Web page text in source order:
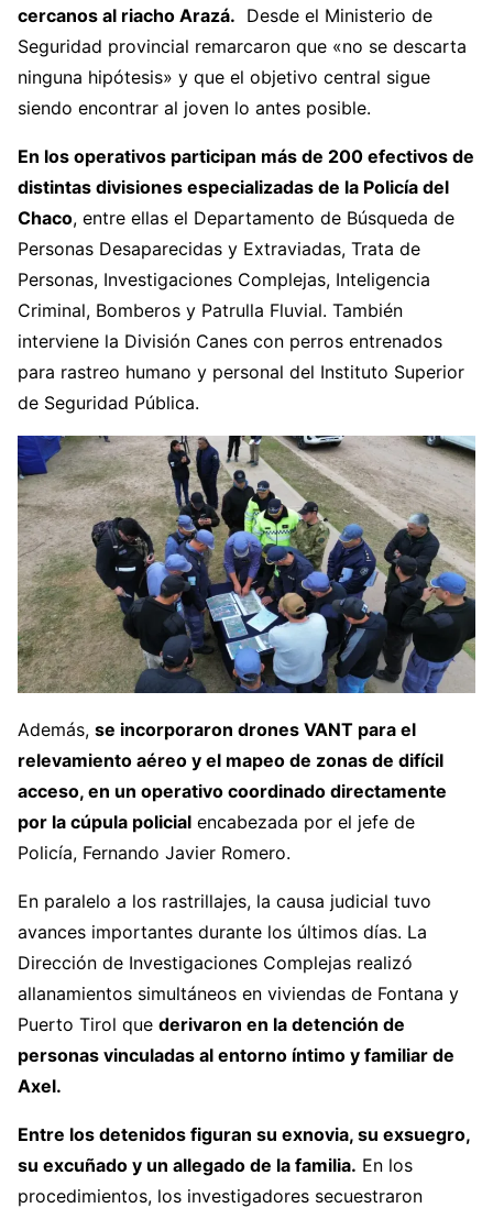
cercanos al riacho Arazá. Desde el Ministerio de
Seguridad provincial remarcaron que «no se descarta
ninguna hipótesis» y que el objetivo central sigue
siendo encontrar al joven lo antes posible.
En los operativos participan más de 200 efectivos de
distintas divisiones especializadas de la Policía del
Chaco, entre ellas el Departamento de Búsqueda de
Personas Desaparecidas y Extraviadas, Trata de
Personas, Investigaciones Complejas, Inteligencia
Criminal, Bomberos y Patrulla Fluvial. También
interviene la División Canes con perros entrenados
para rastreo humano y personal del Instituto Superior
de Seguridad Pública.
Además, se incorporaron drones VANT para el
relevamiento aéreo y el mapeo de zonas de difícil
acceso, en un operativo coordinado directamente
por la cúpula policial encabezada por el jefe de
Policía, Fernando Javier Romero.
En paralelo a los rastrillajes, la causa judicial tuvo
avances importantes durante los últimos días. La
Dirección de Investigaciones Complejas realizó
allanamientos simultáneos en viviendas de Fontana y
Puerto Tirol que derivaron en la detención de
personas vinculadas al entorno íntimo y familiar de
Axel.
Entre los detenidos figuran su exnovia, su exsuegro,
su excuñado y un allegado de la familia. En los
procedimientos, los investigadores secuestraron